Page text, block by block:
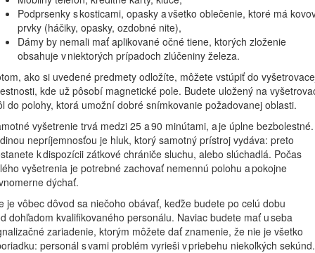
Podprsenky s kosticami, opasky a všetko oblečenie, ktoré má
prvky (háčiky, opasky, ozdobné nite),
Dámy by nemali mať aplikované očné tiene, ktorých zloženie
obsahuje v niektorých prípadoch zlúčeniny železa.
ako si uvedené predmety odložíte, môžete vstúpiť do
kde už pôsobí magnetické pole. Budete uložený na
do polohy, ktorá umožní dobré snímkovanie požadovanej oblasti.
vyšetrenie trvá medzi 25 a 90 minútami, a je úplne bezbolestné.
nepríjemnosťou je hluk, ktorý samotný prístroj vydáva: preto
k dispozícii zátkové chrániče sluchu, alebo slúchadlá. Počas
vyšetrenia je potrebné zachovať nemennú polohu a pokojne
dýchať.
je vôbec dôvod sa niečoho obávať, keďže budete po celú dobu
dohľadom kvalifikovaného personálu. Naviac budete mať u seba
zariadenie, ktorým môžete dať znamenie, že nie je všetko
personál s vami problém vyrieši v priebehu niekoľkých sekúnd.